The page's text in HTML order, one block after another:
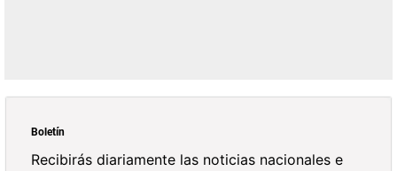
Boletín
Recibirás diariamente las noticias nacionales e